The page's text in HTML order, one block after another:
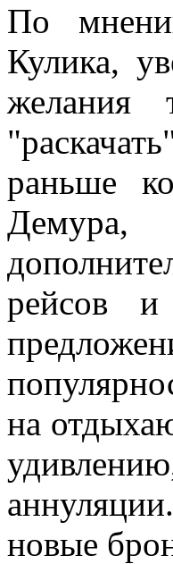
По
Кулика,
желания
раньше
Демура,
рейсов
на
новые